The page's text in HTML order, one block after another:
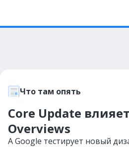
Что там опять
Core Update
Overviews
А Google тестирует новый